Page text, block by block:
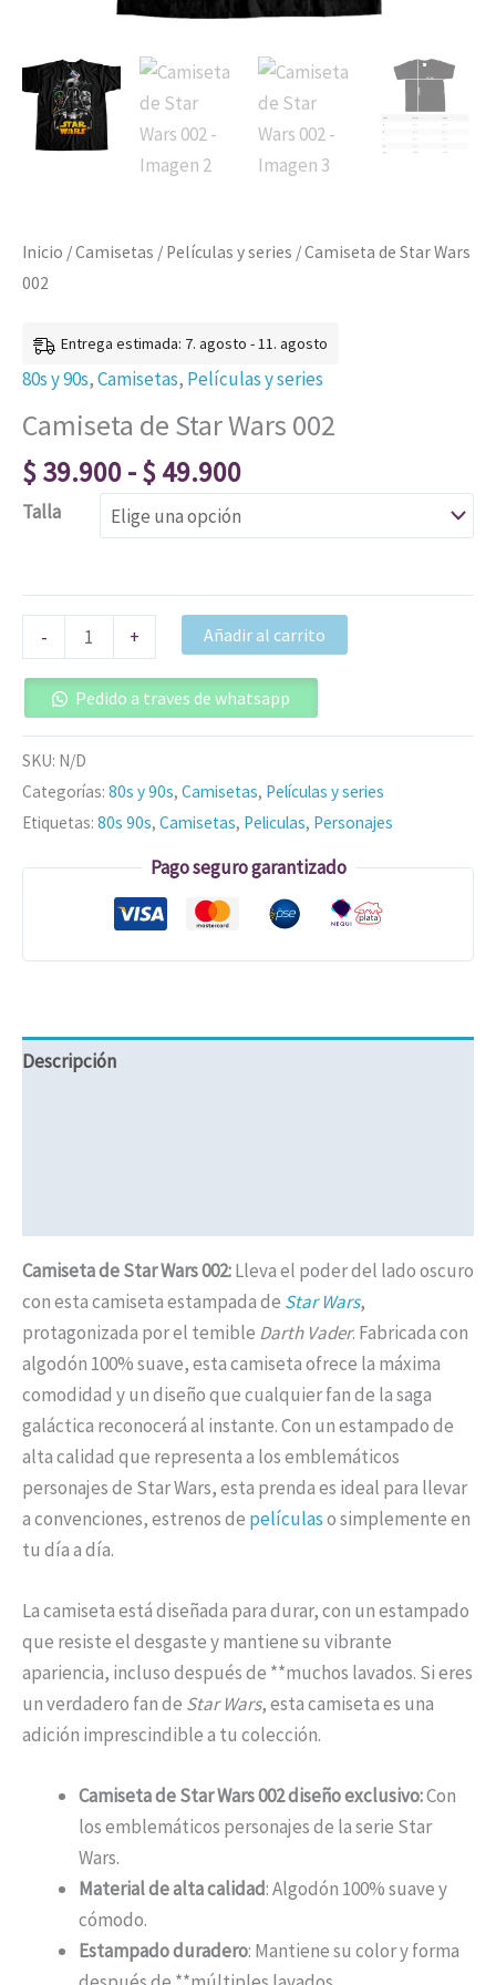
Inicio /Camisetas / Películas y series / Camiseta de Star Wars
002
Entrega estimada: 7. agosto - 11. agosto
80s y 90s,Camisetas, Películas y series
Camiseta de Star Wars 002
$39.900-$49.900
Talla
- + Añadir al carrito
Pedido a traves de whatsapp
SKU: N/D
Categorías: 80s y 90s, Camisetas, Películas y series
Etiquetas: 80s 90s, Camisetas, Peliculas, Personajes
Pago seguro garantizado
Descripción
Camiseta de Star Wars 002:Lleva el poder del lado oscuro
con esta camiseta estampada de Star Wars,
protagonizada por el temible Darth Vader. Fabricada con
algodón 100% suave, esta camiseta ofrece la máxima
comodidad y un diseño que cualquier fan de la saga
galáctica reconocerá al instante. Con un estampado de
alta calidad que representa a los emblemáticos
personajes de Star Wars, esta prenda es ideal para llevar
a convenciones, estrenos de películaso simplemente en
tu día a día.
La camiseta está diseñada para durar, con un estampado
que resiste el desgaste y mantiene su vibrante
apariencia, incluso después de **muchos lavados. Si eres
un verdadero fan de Star Wars, esta camiseta es una
adición imprescindible a tu colección.
Camiseta de Star Wars 002 diseño exclusivo:Con
los emblemáticos personajes de la serie Star
Wars.
Material de alta calidad: Algodón 100% suave y
cómodo.
Estampado duradero: Mantiene su color y forma